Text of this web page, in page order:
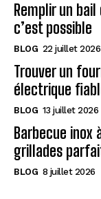
Remplir un
c’est possible
BLOG 22 juillet 2026
Trouver un
électrique
BLOG 13 juillet 2026
Barbecue inox
grillades
BLOG 8 juillet 2026